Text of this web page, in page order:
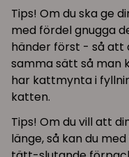
Tips! Om du ska ge
med fördel gnugga
händer först - så att
samma sätt så man
har kattmynta i
katten.
Tips! Om du vill att
länge, så kan du